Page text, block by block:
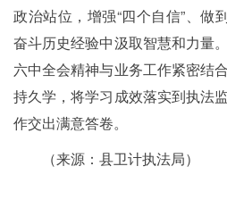
政治站位，增强“四个自信”、做
奋斗历史经验中汲取智慧和力量
六中全会精神与业务工作紧密结
持久学，将学习成效落实到执法
作交出满意答卷。
（来源：县卫计执法局）